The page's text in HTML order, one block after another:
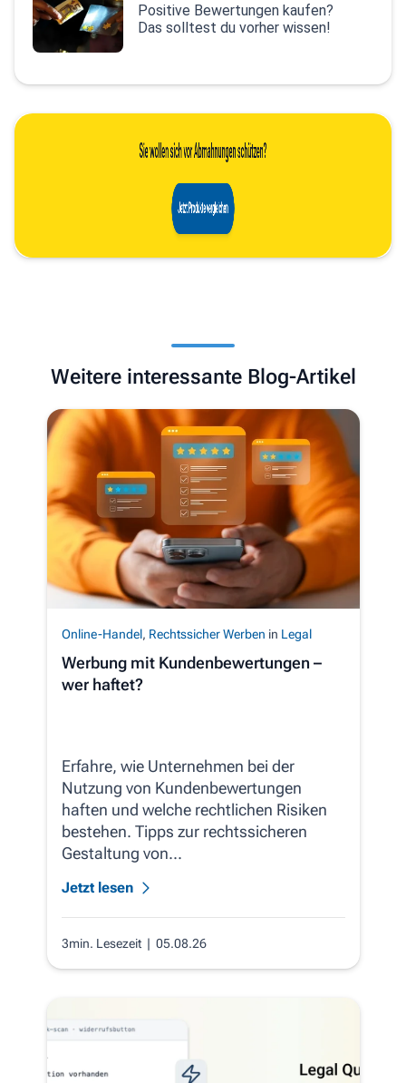
Positive Bewertungen kaufen?
Das solltest du vorher wissen!
Weitere interessante Blog-Artikel
Online-Handel, Rechtssicher Werben in Legal
Werbung mit Kundenbewertungen –
wer haftet?
Erfahre, wie Unternehmen bei der
Nutzung von Kundenbewertungen
haften und welche rechtlichen Risiken
bestehen. Tipps zur rechtssicheren
Gestaltung von...
Jetzt lesen
3min. Lesezeit | 05.08.26